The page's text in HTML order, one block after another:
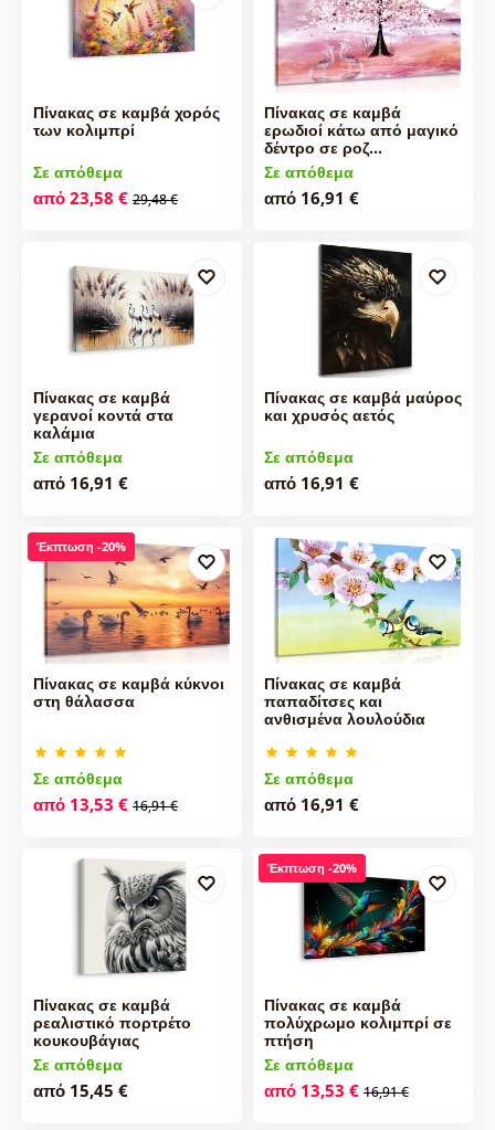
Πίνακας σε καμβά χορός
των κολιμπρί
Σε απόθεμα
από 23,58 € 29,48 €
Πίνακας σε καμβά
ερωδιοί κάτω από μαγικό
δέντρο σε ροζ…
Σε απόθεμα
από 16,91 €
Πίνακας σε καμβά
γερανοί κοντά στα
καλάμια
Σε απόθεμα
από 16,91 €
Πίνακας σε καμβά μαύρος
και χρυσός αετός
Σε απόθεμα
από 16,91 €
Έκπτωση -20%
Πίνακας σε καμβά κύκνοι
στη θάλασσα
Σε απόθεμα
από 13,53 € 16,91 €
Πίνακας σε καμβά
παπαδίτσες και
ανθισμένα λουλούδια
Σε απόθεμα
από 16,91 €
Πίνακας σε καμβά
ρεαλιστικό πορτρέτο
κουκουβάγιας
Σε απόθεμα
από 15,45 €
Έκπτωση -20%
Πίνακας σε καμβά
πολύχρωμο κολιμπρί σε
πτήση
Σε απόθεμα
από 13,53 € 16,91 €